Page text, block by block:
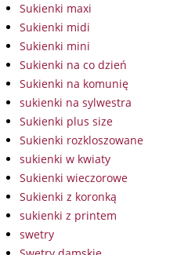
Sukienki maxi
Sukienki midi
Sukienki mini
Sukienki na co dzień
Sukienki na komunię
sukienki na sylwestra
Sukienki plus size
Sukienki rozkloszowane
sukienki w kwiaty
Sukienki wieczorowe
Sukienki z koronką
sukienki z printem
swetry